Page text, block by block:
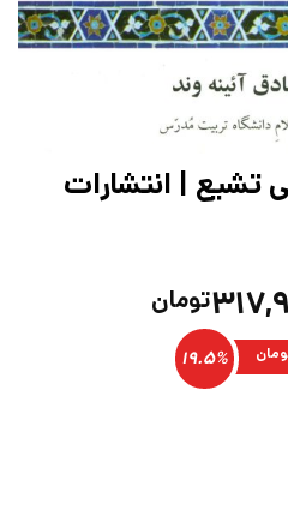
تشیع | انتشارات
۳۹۵,۰۰۰تومان
تومان
19.5%